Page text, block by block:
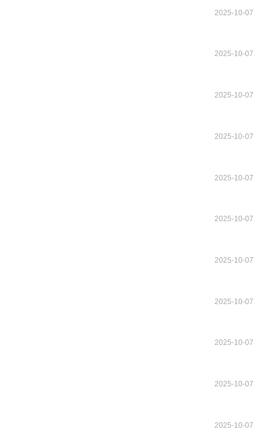
2025-10-07
2025-10-07
2025-10-07
2025-10-07
2025-10-07
2025-10-07
2025-10-07
2025-10-07
2025-10-07
2025-10-07
2025-10-07